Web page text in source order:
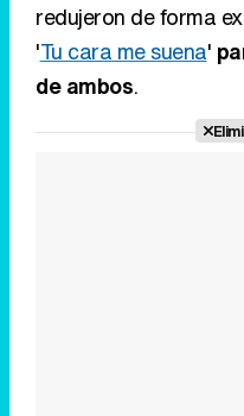
redujeron de forma
'Tu cara me suena'
de ambos.